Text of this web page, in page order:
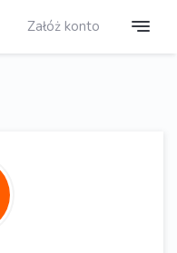
Załóż konto